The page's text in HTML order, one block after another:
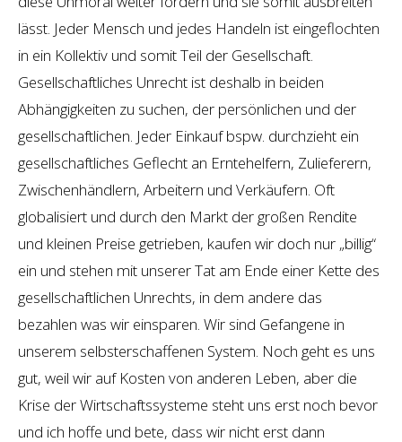
lässt. Jeder Mensch und jedes Handeln ist eingeflochten
in ein Kollektiv und somit Teil der Gesellschaft.
Gesellschaftliches Unrecht ist deshalb in beiden
Abhängigkeiten zu suchen, der persönlichen und der
gesellschaftlichen. Jeder Einkauf bspw. durchzieht ein
gesellschaftliches Geflecht an Erntehelfern, Zulieferern,
Zwischenhändlern, Arbeitern und Verkäufern. Oft
globalisiert und durch den Markt der großen Rendite
und kleinen Preise getrieben, kaufen wir doch nur „billig“
ein und stehen mit unserer Tat am Ende einer Kette des
gesellschaftlichen Unrechts, in dem andere das
bezahlen was wir einsparen. Wir sind Gefangene in
unserem selbsterschaffenen System. Noch geht es uns
gut, weil wir auf Kosten von anderen Leben, aber die
Krise der Wirtschaftssysteme steht uns erst noch bevor
und ich hoffe und bete, dass wir nicht erst dann